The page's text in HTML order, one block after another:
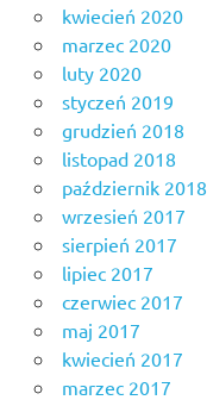
kwiecień 2020
marzec 2020
luty 2020
styczeń 2019
grudzień 2018
listopad 2018
październik 2018
wrzesień 2017
sierpień 2017
lipiec 2017
czerwiec 2017
maj 2017
kwiecień 2017
marzec 2017